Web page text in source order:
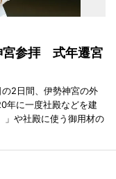
宮参拝 式年遷宮
2日間、伊勢神宮の外
年に一度社殿などを建
」や社殿に使う御用材の